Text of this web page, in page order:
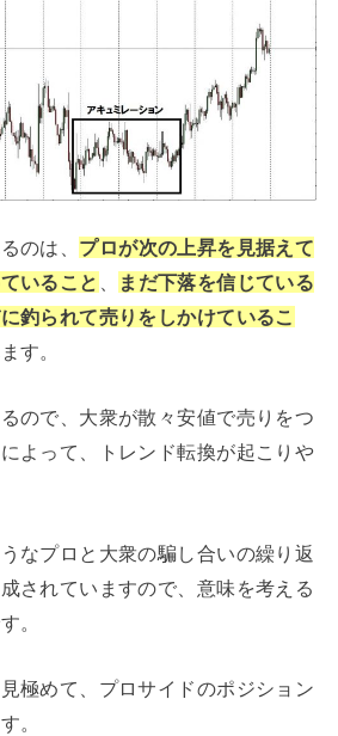
のは、 プロが次の上昇を見据えて
いること
まだ下落を信じている
釣られて売りをしかけているこ
す。
ので、大衆が散々安値で売りをつ
よって、トレンド転換が起こりや
なプロと大衆の騙し合いの繰り返
されていますので、意味を考える
。
極めて、プロサイドのポジション
。